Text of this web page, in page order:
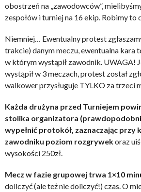
obostrzeń na „zawodowców”,
zespołów i turniej na 16 ekip. Robimy to
Niemniej… Ewentualny protest
trakcie) danym meczu, ewentualna kara
w którym wystąpił zawodnik. UWAGA!
wystąpił w 3 meczach, protest został
walkower przysługuje TYLKO za trzeci
Każda drużyna przed Turniejem
stolika organizatora
wypełnić protokół, zaznaczając przy
zawodniku poziom rozgrywekoraz
wysokości 250zł.
Mecz w fazie grupowej trwa 1×10
doliczyć (ale też nie doliczyć!) czas. O